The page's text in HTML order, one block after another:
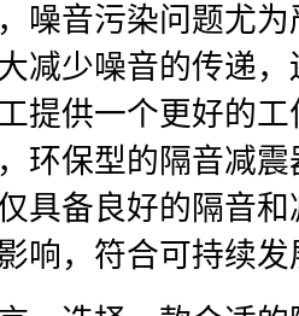
噪音污染问题尤
减少噪音的传递
提供一个更好的
环保型的隔音减
具备良好的隔音
响，符合可持续